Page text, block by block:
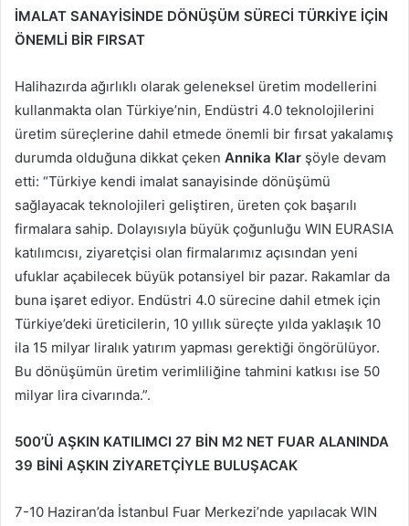
İMALAT SANAYİSİNDE DÖNÜŞÜM SÜRECİ TÜRKİYE İÇİN
ÖNEMLİ BİR FIRSAT
Halihazırda ağırlıklı olarak geleneksel üretim modellerini
kullanmakta olan Türkiye’nin, Endüstri 4.0 teknolojilerini
üretim süreçlerine dahil etmede önemli bir fırsat yakalamış
durumda olduğuna dikkat çeken Annika Klar şöyle devam
etti: “Türkiye kendi imalat sanayisinde dönüşümü
sağlayacak teknolojileri geliştiren, üreten çok başarılı
firmalara sahip. Dolayısıyla büyük çoğunluğu WIN EURASIA
katılımcısı, ziyaretçisi olan firmalarımız açısından yeni
ufuklar açabilecek büyük potansiyel bir pazar. Rakamlar da
buna işaret ediyor. Endüstri 4.0 sürecine dahil etmek için
Türkiye’deki üreticilerin, 10 yıllık süreçte yılda yaklaşık 10
ila 15 milyar liralık yatırım yapması gerektiği öngörülüyor.
Bu dönüşümün üretim verimliliğine tahmini katkısı ise 50
milyar lira civarında.”.
500’Ü AŞKIN KATILIMCI 27 BİN M2 NET FUAR ALANINDA
39 BİNİ AŞKIN ZİYARETÇİYLE BULUŞACAK
7-10 Haziran’da İstanbul Fuar Merkezi’nde yapılacak WIN